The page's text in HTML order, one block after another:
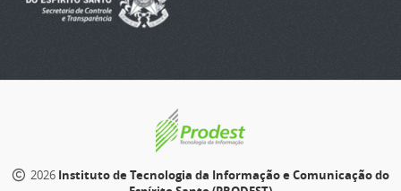
2026 Instituto de Tecnologia da Informação e Comunicação do